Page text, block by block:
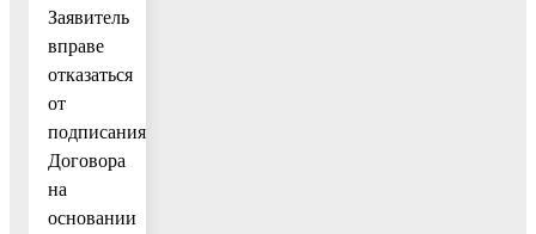
Заявитель
вправе
отказаться
от
подписания
Договора
на
основании